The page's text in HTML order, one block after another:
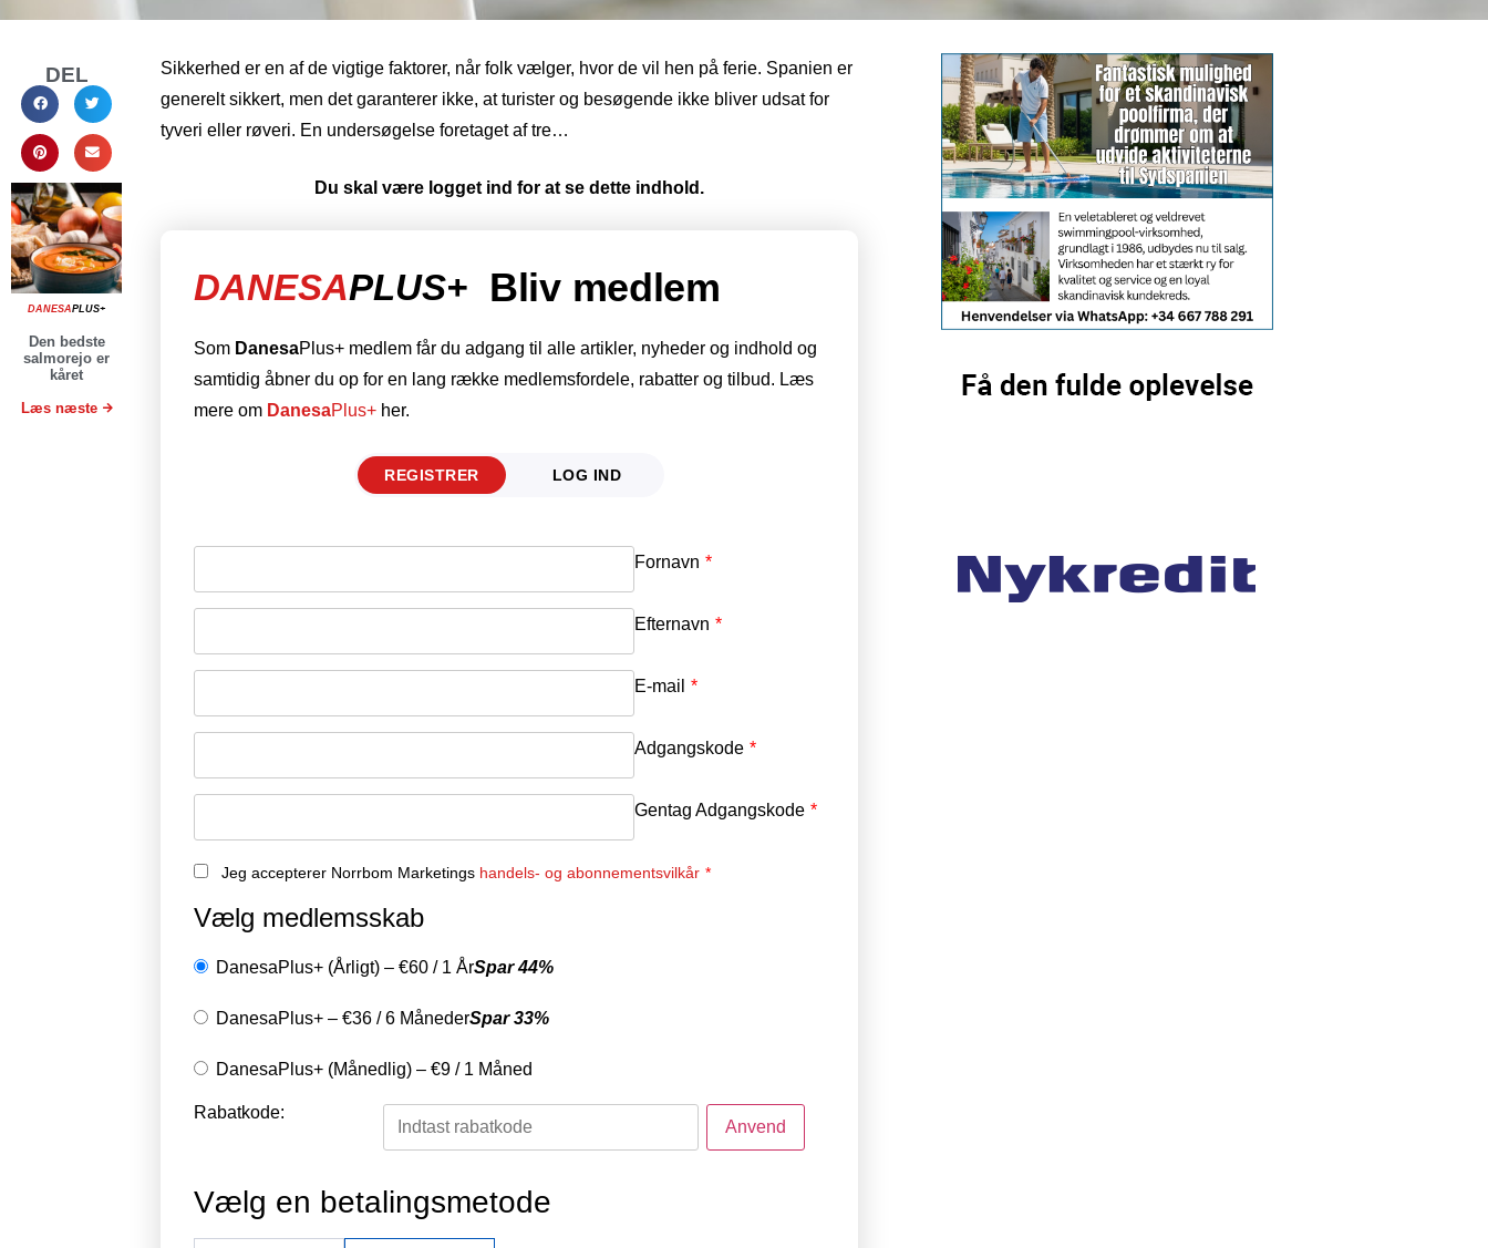
DEL
DANESAPLUS+
Den bedste
salmorejo er
kåret
Læs næste
Sikkerhed er en af ​​de vigtige faktorer, når folk vælger, hvor de vil hen på ferie. Spanien er
generelt sikkert, men det garanterer ikke, at turister og besøgende ikke bliver udsat for
tyveri eller røveri. En undersøgelse foretaget af tre…
Du skal være logget ind for at se dette indhold.
DANESAPLUS+ Bliv medlem
Som DanesaPlus+ medlem får du adgang til alle artikler, nyheder og indhold og
samtidig åbner du op for en lang række medlemsfordele, rabatter og tilbud. Læs
mere om DanesaPlus+ her.
REGISTRER LOG IND
Fornavn *
Efternavn *
E-mail *
Adgangskode *
Gentag Adgangskode *
Jeg accepterer Norrbom Marketings handels- og abonnementsvilkår *
Vælg medlemsskab
DanesaPlus+ (Årligt) – €60 / 1 ÅrSpar 44%
DanesaPlus+ – €36 /6 MånederSpar 33%
DanesaPlus+ (Månedlig) – €9 / 1 Måned
Rabatkode:
Vælg en betalingsmetode
E-mail
Adgangskode